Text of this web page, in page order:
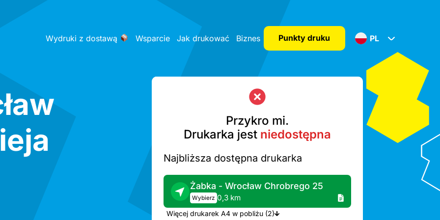
Wydruki z dostawą Wsparcie Jak drukować Biznes Punkty druku PL
Przykro mi.
Drukarka jest niedostępna
Najbliższa dostępna drukarka
Żabka - Wrocław Chrobrego 25
Wybierz 0,3 km
Więcej drukarek A4 w pobliżu (2)